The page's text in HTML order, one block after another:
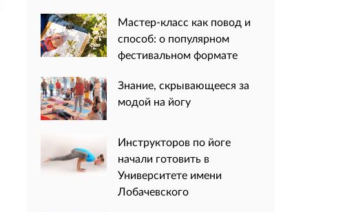
Мастер-класс как повод и
способ: о популярном
фестивальном формате
Знание, скрывающееся за
модой на йогу
Инструкторов по йоге
начали готовить в
Университете имени
Лобачевского